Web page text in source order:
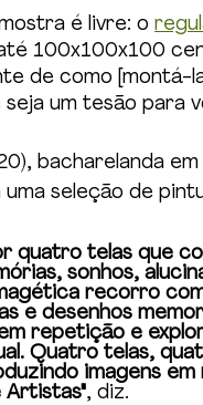
é livre: o
100x100x100
de como [montá-
seja um tesão para
bacharelanda
seleção de
quatro telas que
sonhos,
recorro
e desenhos
repetição e
Quatro telas,
imagens
Artistas", diz.